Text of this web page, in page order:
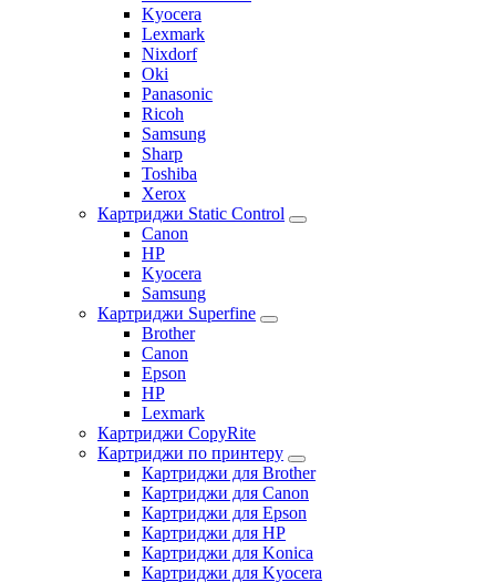
Kyocera
Lexmark
Nixdorf
Oki
Panasonic
Ricoh
Samsung
Sharp
Toshiba
Xerox
Картриджи Static Control
Canon
HP
Kyocera
Samsung
Картриджи Superfine
Brother
Canon
Epson
HP
Lexmark
Картриджи CopyRite
Картриджи по принтеру
Картриджи для Brother
Картриджи для Canon
Картриджи для Epson
Картриджи для HP
Картриджи для Konica
Картриджи для Kyocera